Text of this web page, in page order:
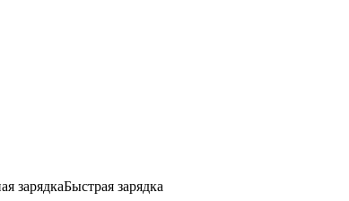
зарядкаБыстрая зарядка